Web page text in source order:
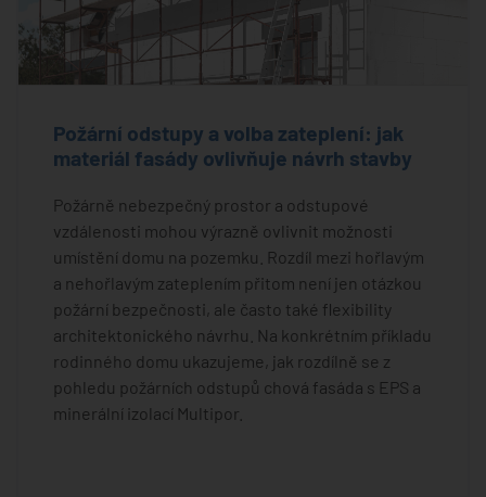
Požární odstupy a volba zateplení: jak
materiál fasády ovlivňuje návrh stavby
Požárně nebezpečný prostor a odstupové
vzdálenosti mohou výrazně ovlivnit možnosti
umístění domu na pozemku. Rozdíl mezi hořlavým
a nehořlavým zateplením přitom není jen otázkou
požární bezpečnosti, ale často také flexibility
architektonického návrhu. Na konkrétním příkladu
rodinného domu ukazujeme, jak rozdílně se z
pohledu požárních odstupů chová fasáda s EPS a
minerální izolací Multipor.